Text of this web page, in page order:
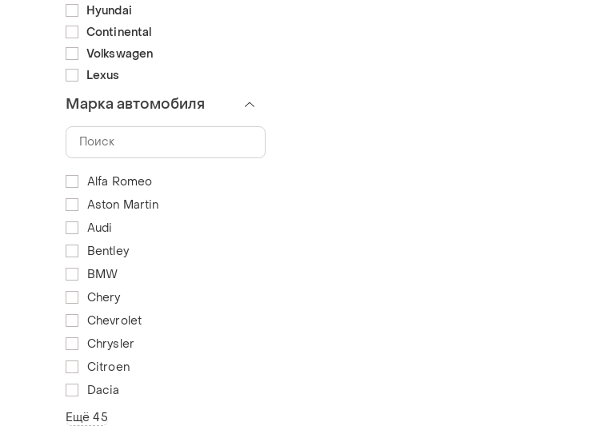
Hyundai
Continental
Volkswagen
Lexus
Марка автомобиля
Alfa Romeo
Aston Martin
Audi
Bentley
BMW
Chery
Chevrolet
Chrysler
Citroen
Dacia
Ещё 45